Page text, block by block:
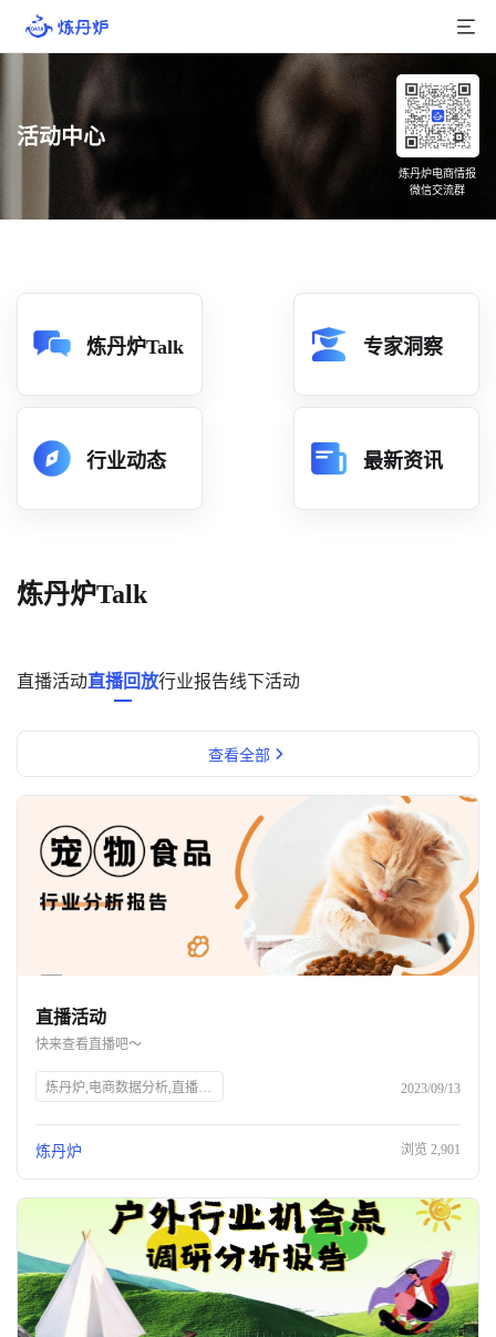
产品介绍
品牌数据
店铺数据
分析
数据中心
消费者说
解决方案
金融市场解决方案
电商解决方案
资源中心
关于我们
公司介绍
商机推荐
活动中心
炼丹炉电商情报
微信交流群
炼丹炉Talk 专家洞察
行业动态 最新资讯
炼丹炉Talk
直播活动直播回放行业报告线下活动
查看全部
直播活动
快来查看直播吧～
炼丹炉,电商数据分析,直播行业解读,宠物行业解读,知衣科技,AI大数据,服装AI 2023/09/13
炼丹炉 浏览 2,901